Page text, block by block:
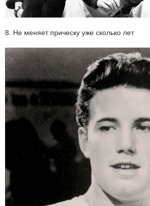
8. Не меняет прическу уже сколько лет